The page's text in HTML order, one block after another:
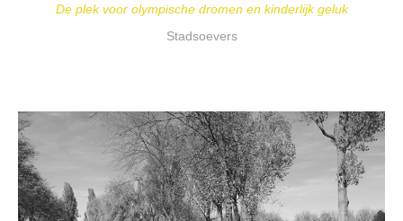
De plek voor olympische dromen en kinderlijk geluk
Stadsoevers